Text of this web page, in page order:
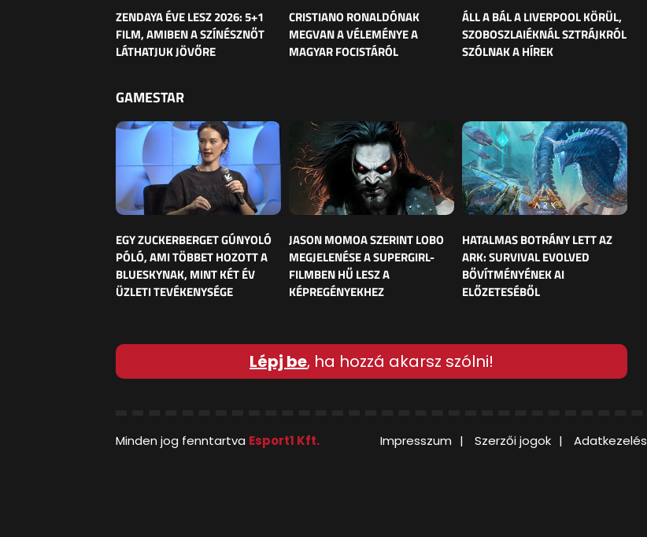
ZENDAYA ÉVE LESZ 2026: 5+1
FILM, AMIBEN A SZÍNÉSZNŐT
LÁTHATJUK JÖVŐRE
CRISTIANO RONALDÓNAK
MEGVAN A VÉLEMÉNYE A
MAGYAR FOCISTÁRÓL
ÁLL A BÁL A LIVERPOOL KÖRÜL,
SZOBOSZLAIÉKNÁL SZTRÁJKRÓL
SZÓLNAK A HÍREK
GAMESTAR
EGY ZUCKERBERGET GÚNYOLÓ
PÓLÓ, AMI TÖBBET HOZOTT A
BLUESKYNAK, MINT KÉT ÉV
ÜZLETI TEVÉKENYSÉGE
JASON MOMOA SZERINT LOBO
MEGJELENÉSE A SUPERGIRL-
FILMBEN HŰ LESZ A
KÉPREGÉNYEKHEZ
HATALMAS BOTRÁNY LETT AZ
ARK: SURVIVAL EVOLVED
BŐVÍTMÉNYÉNEK AI
ELŐZETESÉBŐL
Lépj be, ha hozzá akarsz szólni!
Minden jog fenntartva Esport1 Kft. Impresszum Szerzői jogok Adatkezelés